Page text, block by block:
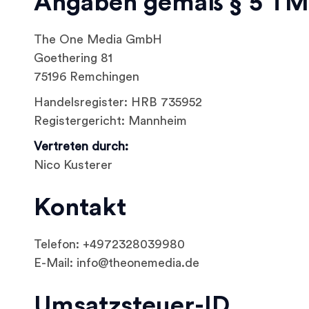
The One Media GmbH
Goethering 81
75196 Remchingen
Handelsregister: HRB 735952
Registergericht: Mannheim
Vertreten durch:
Nico Kusterer
Kontakt
Telefon: +4972328039980
E-Mail: info@theonemedia.de